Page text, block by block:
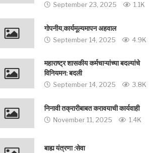
September 23, 2025 1.1K
गोपनीय,कार्यमूल्यमापन अहवाल
September 14, 2025 4.9K
महाराष्ट्र शासकीय कर्मचाऱ्यांच्या बदल्यांचे
विनियमन: बदली
September 14, 2025 3.8K
निनावी तक्रारीबाबत करावयाची कार्यवाही
November 11, 2025 1.4K
बाह्य यंत्रणा :सेवा